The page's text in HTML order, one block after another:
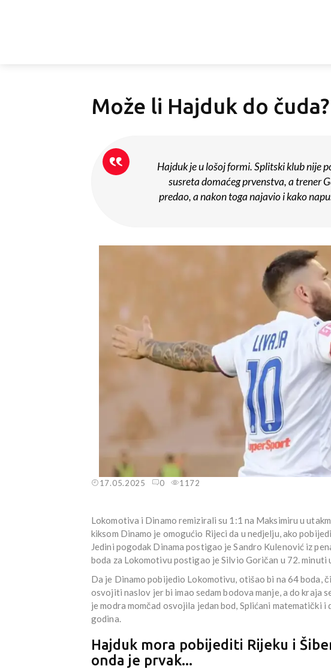
Može li Hajduk do čuda?
Hajduk je u lošoj formi. Splitski klub nije
susreta domaćeg prvenstva, a trener
predao, a nakon toga najavio i kako
17.05.2025 0 1172
Lokomotiva i Dinamo remizirali su 1:1 na Maksimiru u
kiksom Dinamo je omogućio Rijeci da u nedjelju, ako
Jedini pogodak Dinama postigao je Sandro Kulenović iz
boda za Lokomotivu postigao je Silvio Goričan u 72. minuti
Da je Dinamo pobijedio Lokomotivu, otišao bi na 64 boda,
osvojiti naslov jer bi imao sedam bodova manje, a do kraja
je modra momčad osvojila jedan bod, Splićani matematički
godina.
Hajduk mora pobijediti Rijeku i
onda je prvak...